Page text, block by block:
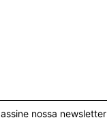
assine nossa newsletter